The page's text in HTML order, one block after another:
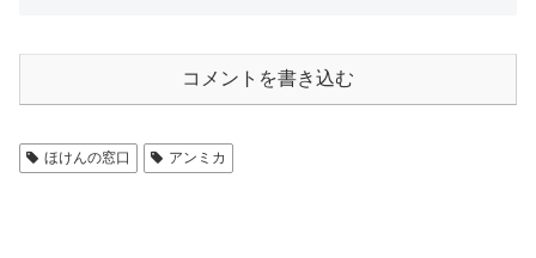
コメントを書き込む
ほけんの窓口 アンミカ